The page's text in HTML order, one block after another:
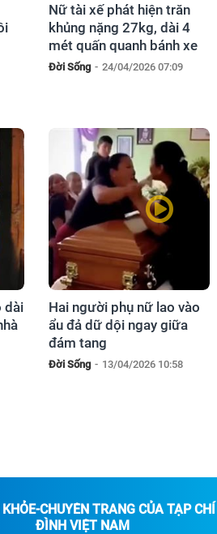
Nữ tài xế phát hiện trăn
khủng nặng 27kg, dài 4
mét quấn quanh bánh xe
Đời Sống - 24/04/2026 07:09
dài
Hai người phụ nữ lao vào
ẩu đả dữ dội ngay giữa
đám tang
Đời Sống - 13/04/2026 10:58
CHUYÊN TRANG CỦA TẠP
ĐÌNH VIỆT NAM